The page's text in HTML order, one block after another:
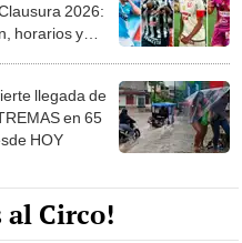
2026:
horarios y
llegada de
en 65
HOY
al Circo!